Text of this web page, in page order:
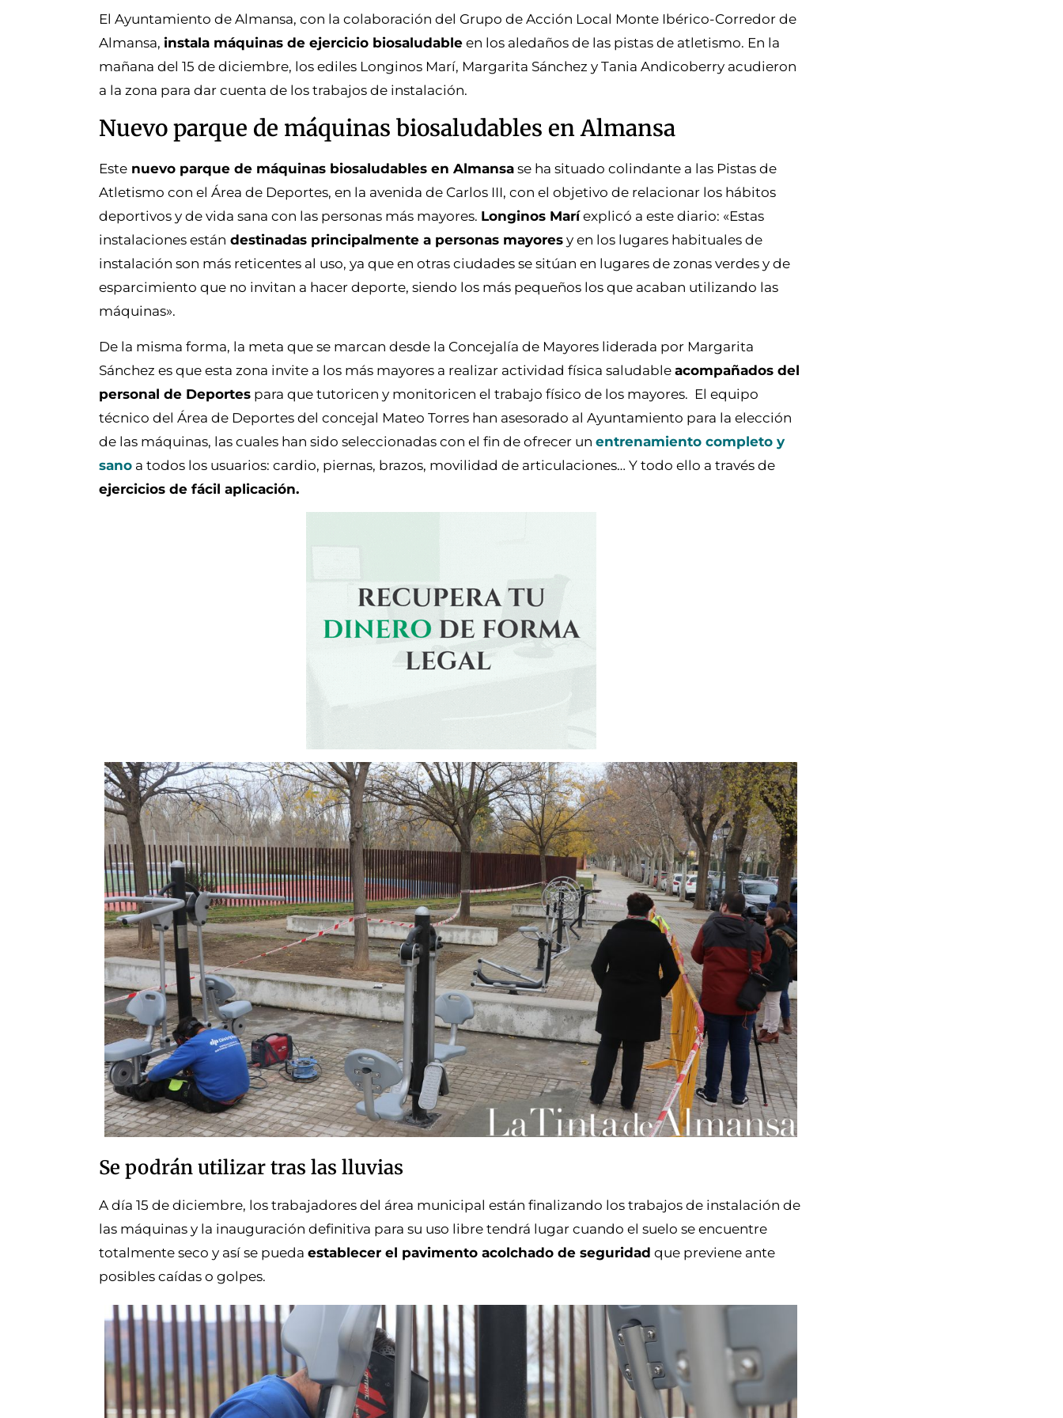
El Ayuntamiento de Almansa, con la colaboración del Grupo de Acción Local Monte Ibérico-Corredor de
Almansa, instala máquinas de ejercicio biosaludable en los aledaños de las pistas de atletismo. En la
mañana del 15 de diciembre, los ediles Longinos Marí, Margarita Sánchez y Tania Andicoberry acudieron
a la zona para dar cuenta de los trabajos de instalación.
Nuevo parque de máquinas biosaludables en Almansa
Este nuevo parque de máquinas biosaludables en Almansa se ha situado colindante a las Pistas de
Atletismo con el Área de Deportes, en la avenida de Carlos III, con el objetivo de relacionar los hábitos
deportivos y de vida sana con las personas más mayores. Longinos Maríexplicó a este diario: «Estas
instalaciones están destinadas principalmente a personas mayores y en los lugares habituales de
instalación son más reticentes al uso, ya que en otras ciudades se sitúan en lugares de zonas verdes y de
esparcimiento que no invitan a hacer deporte, siendo los más pequeños los que acaban utilizando las
máquinas».
De la misma forma, la meta que se marcan desde la Concejalía de Mayores liderada por Margarita
Sánchez es que esta zona invite a los más mayores a realizar actividad física saludable acompañados del
personal de Deportes para que tutoricen y monitoricen el trabajo físico de los mayores. El equipo
técnico del Área de Deportes del concejal Mateo Torres han asesorado al Ayuntamiento para la elección
de las máquinas, las cuales han sido seleccionadas con el fin de ofrecer un entrenamiento completo y
sano a todos los usuarios: cardio, piernas, brazos, movilidad de articulaciones… Y todo ello a través de
ejercicios de fácil aplicación.
Se podrán utilizar tras las lluvias
A día 15 de diciembre, los trabajadores del área municipal están finalizando los trabajos de instalación de
las máquinas y la inauguración definitiva para su uso libre tendrá lugar cuando el suelo se encuentre
totalmente seco y así se pueda establecer el pavimento acolchado de seguridad que previene ante
posibles caídas o golpes.